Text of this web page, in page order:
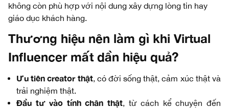
không còn phù hợp với nội dung xây dựng lòng tin hay
giáo dục khách hàng.
Thương hiệu nên làm gì khi Virtual
Influencer mất dần hiệu quả?
Ưu tiên creator thật, có đời sống thật, cảm xúc thật và
trải nghiệm thật.
Đầu tư vào tính chân thật, từ cách kể chuyện đến